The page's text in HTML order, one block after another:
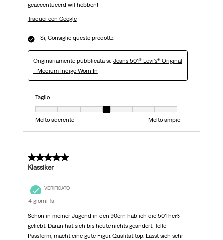
geaccentueerd wil hebben!
Traduci con Google
Sì, Consiglio questo prodotto.
Originariamente pubblicata su Jeans 501® Levi's® Original
- Medium Indigo Worn In
Taglio
Taglio, 4 su 7, dove 1 è uguale a Molto aderente e 7 è uguale a Molto
Molto aderente
Molto ampio
5 su 5 stelle.
Klassiker
VERIFICATO
4 giorni fa
Schon in meiner Jugend in den 90ern hab ich die 501 heiß
geliebt. Daran hat sich bis heute nichts geändert. Tolle
Passform, macht eine gute Figur. Qualität top. Lässt sich sehr